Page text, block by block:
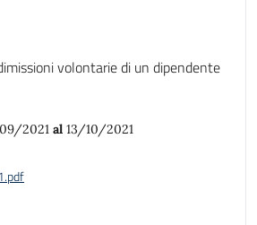
volontarie di un dipendente
2021 al 13/10/2021